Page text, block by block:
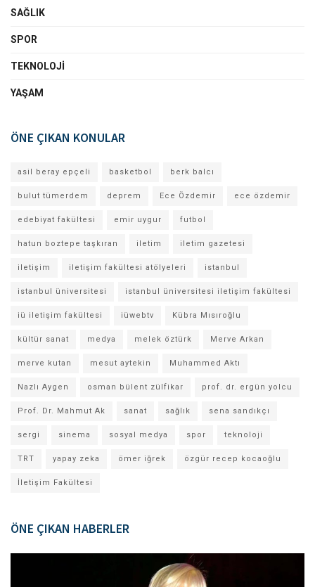
SAĞLIK
SPOR
TEKNOLOJI
YAŞAM
ÖNE ÇIKAN KONULAR
asil beray epçeli basketbol berk balcı
bulut tümerdem deprem Ece Özdemir ece özdemir
edebiyat fakültesi emir uygur futbol
hatun boztepe taşkıran iletim iletim gazetesi
iletişim iletişim fakültesi atölyeleri istanbul
istanbul üniversitesi istanbul üniversitesi iletişim fakültesi
iü iletişim fakültesi iüwebtv Kübra Mısıroğlu
kültür sanat medya melek öztürk Merve Arkan
merve kutan mesut aytekin Muhammed Aktı
Nazlı Aygen osman bülent zülfikar prof. dr. ergün yolcu
Prof. Dr. Mahmut Ak sanat sağlık sena sandıkçı
sergi sinema sosyal medya spor teknoloji
TRT yapay zeka ömer iğrek özgür recep kocaoğlu
İletişim Fakültesi
ÖNE ÇIKAN HABERLER